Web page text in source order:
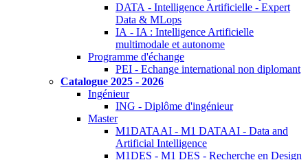
DATA - Intelligence Artificielle - Expert
Data & MLops
IA - IA : Intelligence Artificielle
multimodale et autonome
Programme d'échange
PEI - Echange international non diplomant
Catalogue 2025 - 2026
Ingénieur
ING - Diplôme d'ingénieur
Master
M1DATAAI - M1 DATAAI - Data and
Artificial Intelligence
M1DES - M1 DES - Recherche en Design